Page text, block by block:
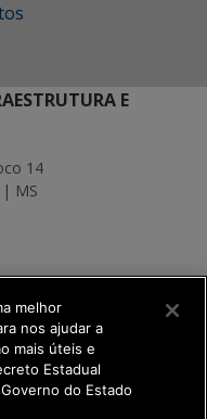
E
14
| MS
melhor
nos ajudar a
mais úteis e
Estadual
do Estado